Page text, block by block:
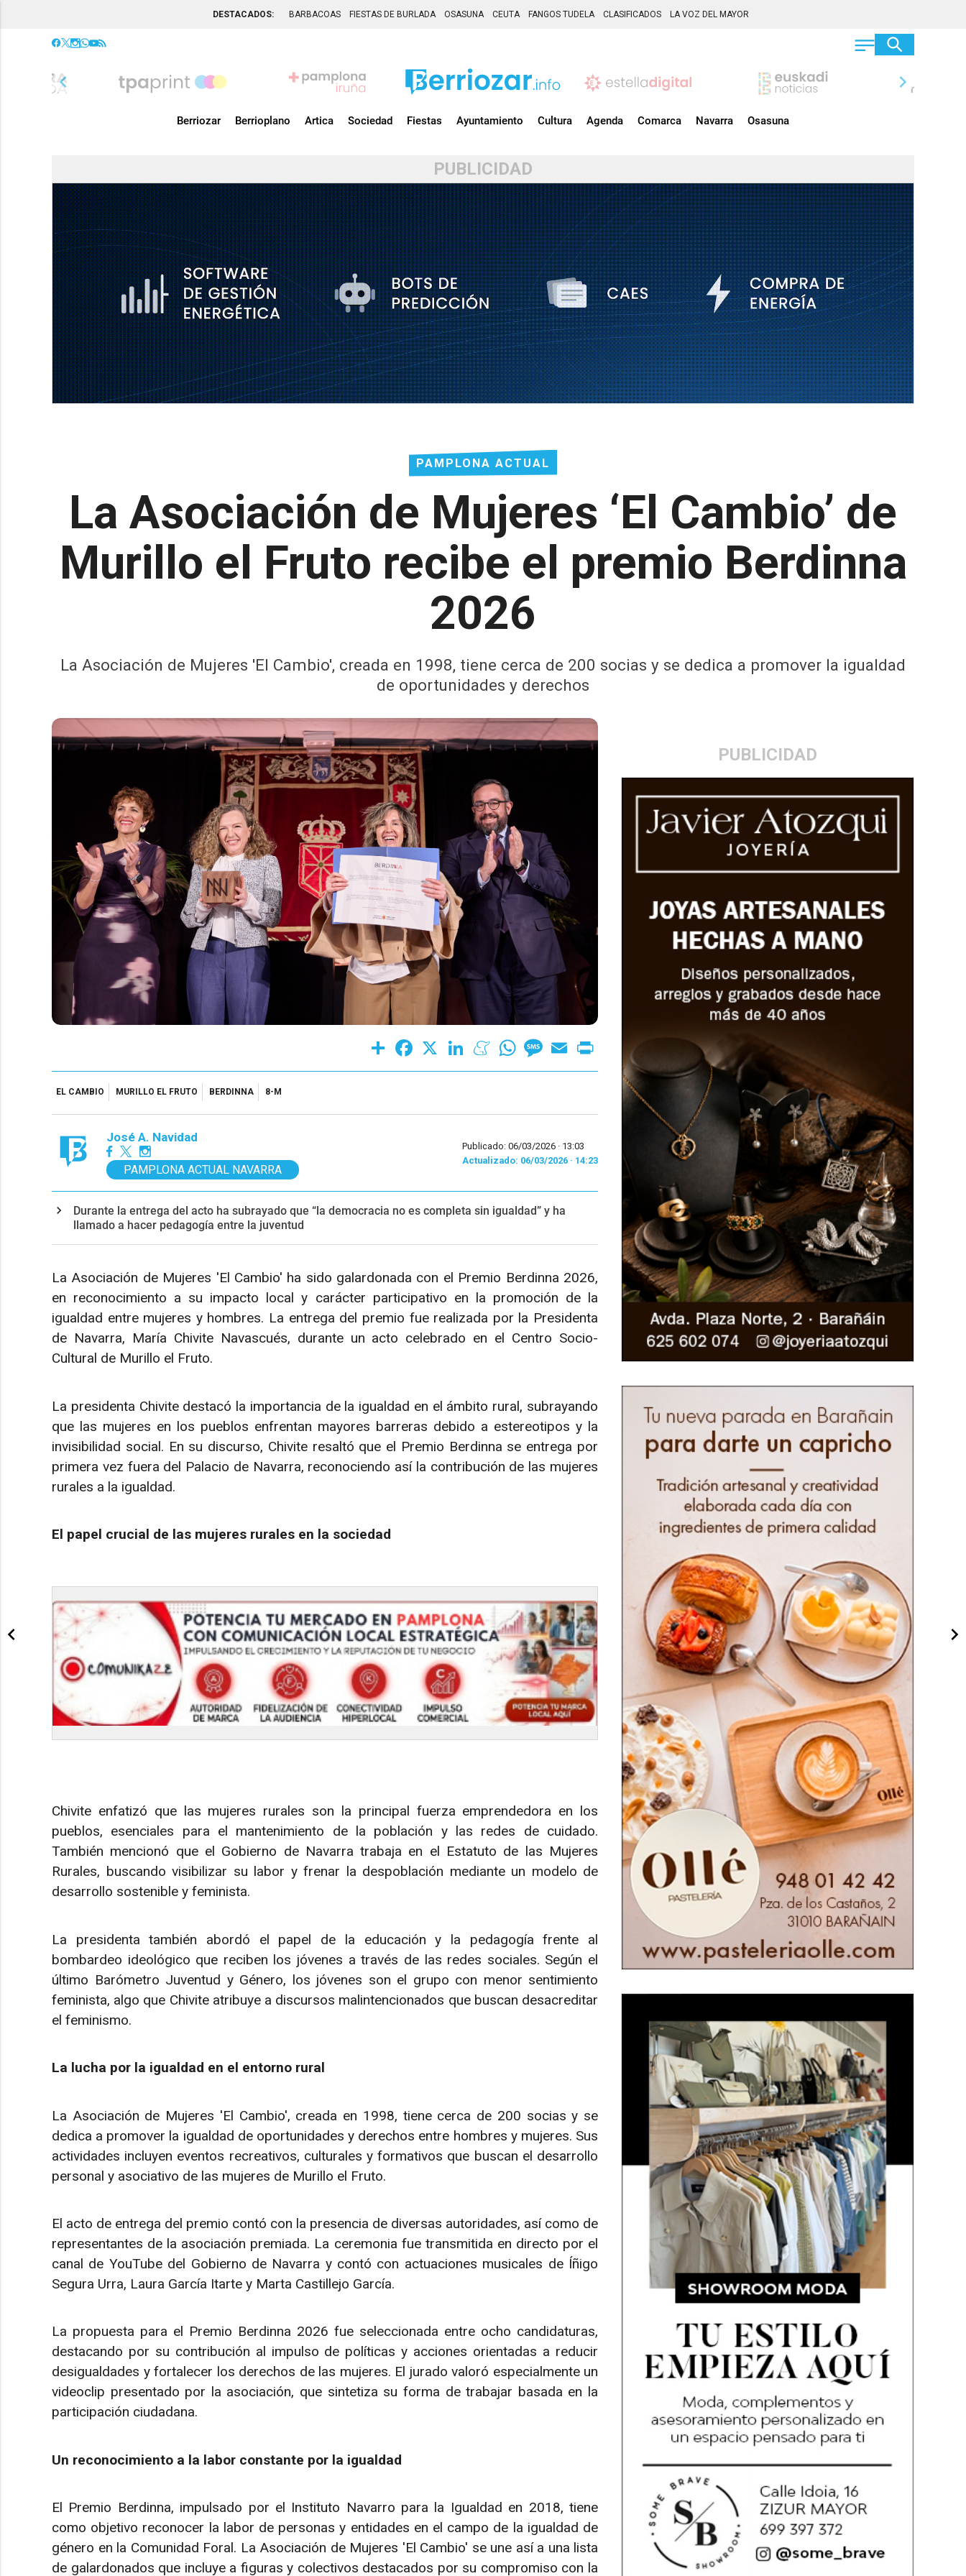
DESTACADOS: BARBACOAS FIESTAS DE BURLADA OSASUNA CEUTA FANGOS TUDELA CLASIFICADOS LA VOZ DEL MAYOR
chevron_left chevron_right
Berriozar Berrioplano Artica Sociedad Fiestas Ayuntamiento Cultura Agenda Comarca Navarra Osasuna
PUBLICIDAD
PAMPLONA ACTUAL
La Asociación de Mujeres ‘El Cambio’ de
Murillo el Fruto recibe el premio Berdinna
2026
La Asociación de Mujeres 'El Cambio', creada en 1998, tiene cerca de 200 socias y se dedica a promover la igualdad
de oportunidades y derechos
PUBLICIDAD
Share Facebook LinkedInMeneameWhatsAppMessage
Email
EL CAMBIO MURILLO EL FRUTO BERDINNA 8-M
José A. Navidad
PAMPLONA ACTUAL NAVARRA
Publicado: 06/03/2026 · 13:03
Actualizado: 06/03/2026 · 14:23
Durante la entrega del acto ha subrayado que “la democracia no es completa sin igualdad” y ha
llamado a hacer pedagogía entre la juventud
La Asociación de Mujeres 'El Cambio' ha sido galardonada con el Premio Berdinna 2026,
en reconocimiento a su impacto local y carácter participativo en la promoción de la
igualdad entre mujeres y hombres. La entrega del premio fue realizada por la Presidenta
de Navarra, María Chivite Navascués, durante un acto celebrado en el Centro Socio-
Cultural de Murillo el Fruto.
La presidenta Chivite destacó la importancia de la igualdad en el ámbito rural, subrayando
que las mujeres en los pueblos enfrentan mayores barreras debido a estereotipos y la
invisibilidad social. En su discurso, Chivite resaltó que el Premio Berdinna se entrega por
primera vez fuera del Palacio de Navarra, reconociendo así la contribución de las mujeres
rurales a la igualdad.
El papel crucial de las mujeres rurales en la sociedad
Chivite enfatizó que las mujeres rurales son la principal fuerza emprendedora en los
pueblos, esenciales para el mantenimiento de la población y las redes de cuidado.
También mencionó que el Gobierno de Navarra trabaja en el Estatuto de las Mujeres
Rurales, buscando visibilizar su labor y frenar la despoblación mediante un modelo de
desarrollo sostenible y feminista.
La presidenta también abordó el papel de la educación y la pedagogía frente al
bombardeo ideológico que reciben los jóvenes a través de las redes sociales. Según el
último Barómetro Juventud y Género, los jóvenes son el grupo con menor sentimiento
feminista, algo que Chivite atribuye a discursos malintencionados que buscan desacreditar
el feminismo.
La lucha por la igualdad en el entorno rural
La Asociación de Mujeres 'El Cambio', creada en 1998, tiene cerca de 200 socias y se
dedica a promover la igualdad de oportunidades y derechos entre hombres y mujeres. Sus
actividades incluyen eventos recreativos, culturales y formativos que buscan el desarrollo
personal y asociativo de las mujeres de Murillo el Fruto.
El acto de entrega del premio contó con la presencia de diversas autoridades, así como de
representantes de la asociación premiada. La ceremonia fue transmitida en directo por el
canal de YouTube del Gobierno de Navarra y contó con actuaciones musicales de Íñigo
Segura Urra, Laura García Itarte y Marta Castillejo García.
La propuesta para el Premio Berdinna 2026 fue seleccionada entre ocho candidaturas,
destacando por su contribución al impulso de políticas y acciones orientadas a reducir
desigualdades y fortalecer los derechos de las mujeres. El jurado valoró especialmente un
videoclip presentado por la asociación, que sintetiza su forma de trabajar basada en la
participación ciudadana.
Un reconocimiento a la labor constante por la igualdad
El Premio Berdinna, impulsado por el Instituto Navarro para la Igualdad en 2018, tiene
como objetivo reconocer la labor de personas y entidades en el campo de la igualdad de
género en la Comunidad Foral. La Asociación de Mujeres 'El Cambio' se une así a una lista
de galardonados que incluye a figuras y colectivos destacados por su compromiso con la